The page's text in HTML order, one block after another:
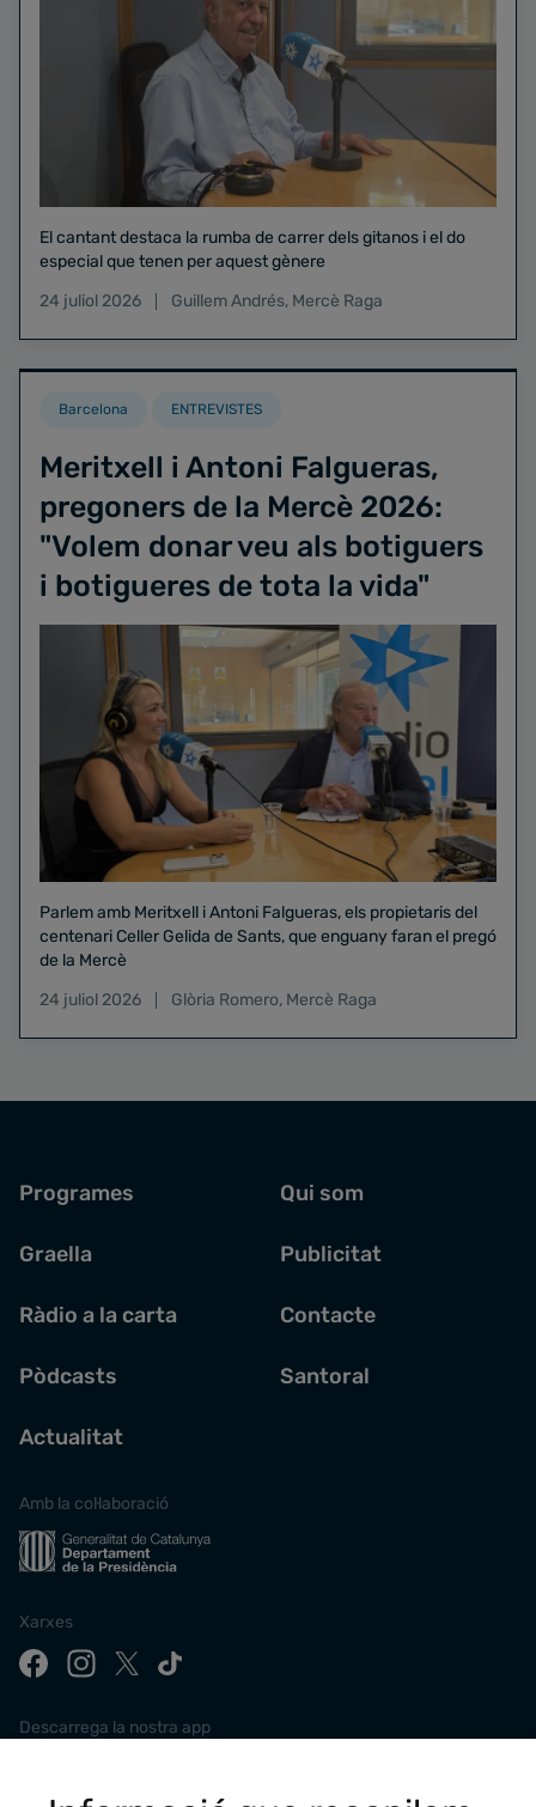
El cantant destaca la rumba de carrer dels gitanos i el do
especial que tenen per aquest gènere
24 juliol 2026
Guillem Andrés, Mercè Raga
Barcelona ENTREVISTES
Meritxell i Antoni Falgueras,
pregoners de la Mercè 2026:
"Volem donar veu als botiguers
i botigueres de tota la vida"
Parlem amb Meritxell i Antoni Falgueras, els propietaris del
centenari Celler Gelida de Sants, que enguany faran el pregó
de la Mercè
24 juliol 2026
Glòria Romero, Mercè Raga
Programes
Graella
Ràdio a la carta
Pòdcasts
Actualitat
Qui som
Publicitat
Contacte
Santoral
Amb la col·laboració
Xarxes
Descarrega la nostra app